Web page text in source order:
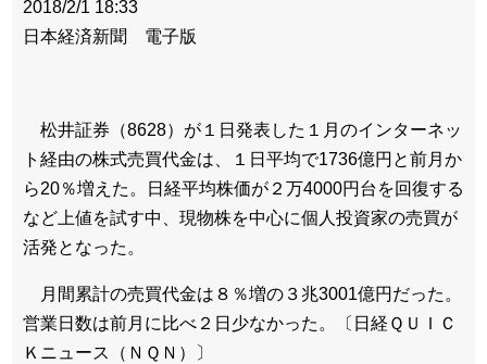
2018/2/1 18:33
日本経済新聞 電子版
松井証券（8628）が１日発表した１月のインターネッ
ト経由の株式売買代金は、１日平均で1736億円と前月か
ら20％増えた。日経平均株価が２万4000円台を回復する
など上値を試す中、現物株を中心に個人投資家の売買が
活発となった。
月間累計の売買代金は８％増の３兆3001億円だった。
営業日数は前月に比べ２日少なかった。〔日経ＱＵＩＣ
Ｋニュース（ＮＱＮ）〕